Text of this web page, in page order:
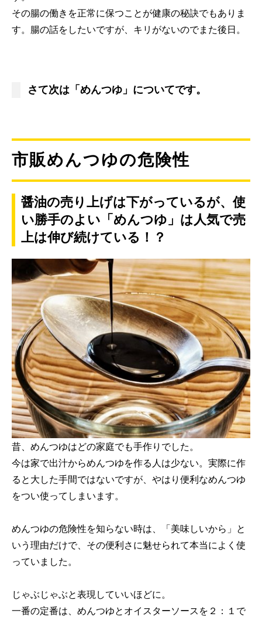
その腸の働きを正常に保つことが健康の秘訣でもありま
す。腸の話をしたいですが、キリがないのでまた後日。
さて次は「めんつゆ」についてです。
市販めんつゆの危険性
醤油の売り上げは下がっているが、使
い勝手のよい「めんつゆ」は人気で売
上は伸び続けている！？
昔、めんつゆはどの家庭でも手作りでした。
今は家で出汁からめんつゆを作る人は少ない。実際に作
ると大した手間ではないですが、やはり便利なめんつゆ
をつい使ってしまいます。
めんつゆの危険性を知らない時は、「美味しいから」と
いう理由だけで、その便利さに魅せられて本当によく使
っていました。
じゃぶじゃぶと表現していいほどに。
一番の定番は、めんつゆとオイスターソースを２：１で